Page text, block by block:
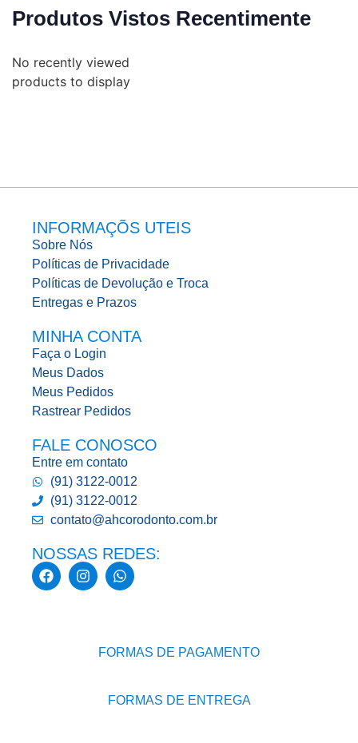
Produtos Vistos Recentimente
No recently viewed
products to display
INFORMAÇÕS UTEIS
Sobre Nós
Políticas de Privacidade
Políticas de Devolução e Troca
Entregas e Prazos
MINHA CONTA
Faça o Login
Meus Dados
Meus Pedidos
Rastrear Pedidos
FALE CONOSCO
Entre em contato
(91) 3122-0012
(91) 3122-0012
contato@ahcorodonto.com.br
NOSSAS REDES:
FORMAS DE PAGAMENTO
FORMAS DE ENTREGA